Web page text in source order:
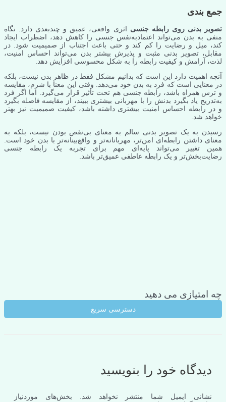
جمع بندی
تصویر بدنی روی رابطه جنسی اثری واقعی، عمیق و چندبعدی دارد. نگاه
منفی به بدن می‌تواند اعتمادبه‌نفس جنسی را کاهش دهد، اضطراب ایجاد
کند، میل و رضایت را کم کند و حتی باعث اجتناب از صمیمیت شود. در
مقابل، تصویر بدنی مثبت و پذیرش بیشتر بدن می‌تواند احساس امنیت،
لذت، آرامش و کیفیت رابطه را به شکل محسوسی افزایش دهد.
آنچه اهمیت دارد این است که بدانیم مشکل فقط در ظاهر بدن نیست، بلکه
در معنایی است که فرد به بدن خود می‌دهد. وقتی این معنا با شرم، مقایسه
و ترس همراه باشد، رابطه جنسی هم تحت تأثیر قرار می‌گیرد. اما اگر فرد
به‌تدریج یاد بگیرد بدنش را با مهربانی بیشتری ببیند، از مقایسه فاصله بگیرد
و در رابطه احساس امنیت بیشتری داشته باشد، کیفیت صمیمیت نیز بهتر
خواهد شد.
رسیدن به یک تصویر بدنی سالم به معنای بی‌نقص بودن نیست، بلکه به
معنای داشتن رابطه‌ای امن‌تر، مهربانانه‌تر و واقع‌بینانه‌تر با بدن خود است.
همین تغییر می‌تواند پایه‌ای مهم برای تجربه یک رابطه جنسی
رضایت‌بخش‌تر و یک رابطه عاطفی عمیق‌تر باشد.
چه امتیازی می دهید
دسترسی سریع
دیدگاه‌ خود را بنویسید
نشانی ایمیل شما منتشر نخواهد شد.
بخش‌های موردنیاز